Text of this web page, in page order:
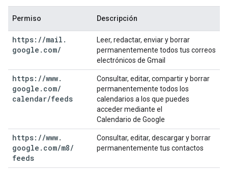
Permiso Descripción
https: //mail .
google . com/
Leer, redactar, enviar y borrar
permanentemente todos tus correos
electrónicos de Gmail
https: //www.
google . com/
calendar/feeds
Consultar, editar, compartir y borrar
permanentemente todos los
calendarios a los que puedes
acceder mediante el
Calendario de Google
https: //www.
google . com/m8/
feeds
Consultar, editar, descargar y borrar
permanentemente tus contactos